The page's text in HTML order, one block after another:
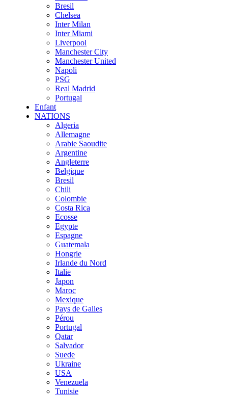
Bresil
Chelsea
Inter Milan
Inter Miami
Liverpool
Manchester City
Manchester United
Napoli
PSG
Real Madrid
Portugal
Enfant
NATIONS
Algeria
Allemagne
Arabie Saoudite
Argentine
Angleterre
Belgique
Bresil
Chili
Colombie
Costa Rica
Ecosse
Egypte
Espagne
Guatemala
Hongrie
Irlande du Nord
Italie
Japon
Maroc
Mexique
Pays de Galles
Pérou
Portugal
Qatar
Salvador
Suede
Ukraine
USA
Venezuela
Tunisie